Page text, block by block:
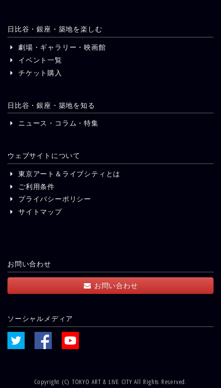
日比谷・銀座・築地を楽しむ
劇場・ギャラリー・映画館
イベント一覧
チケット購入
日比谷・銀座・築地を知る
ニュース・コラム・特集
ウェブサイトについて
東京アート＆ライブシティとは
ご利用条件
プライバシーポリシー
サイトマップ
お問い合わせ
お問い合わせ
ソーシャルメディア
Copyright (C) TOKYO ART & LIVE CITY All Rights Reserved.